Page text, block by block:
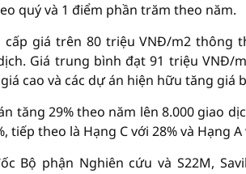
quý và 1 điểm phần trăm theo năm.
cấp giá trên 80 triệu VNĐ/m2 thông
Giá trung bình đạt 91 triệu VNĐ/
cao và các dự án hiện hữu tăng giá
tăng 29% theo năm lên 8.000 giao
theo là Hạng C với 28% và Hạng A
Bộ phận Nghiên cứu và S22M,